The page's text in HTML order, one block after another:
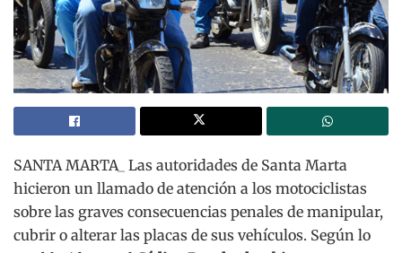
SANTA MARTA_ Las autoridades de Santa Marta
hicieron un llamado de atención a los motociclistas
sobre las graves consecuencias penales de manipular,
cubrir o alterar las placas de sus vehículos. Según lo